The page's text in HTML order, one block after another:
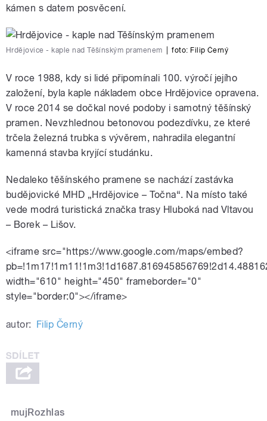
kámen s datem posvěcení.
Hrdějovice - kaple nad Těšínským pramenem foto: Filip Černý
V roce 1988, kdy si lidé připomínali 100. výročí jejího
založení, byla kaple nákladem obce Hrdějovice opravena.
V roce 2014 se dočkal nové podoby i samotný těšínský
pramen. Nevzhlednou betonovou podezdívku, ze které
trčela železná trubka s vývěrem, nahradila elegantní
kamenná stavba kryjící studánku.
Nedaleko těšínského pramene se nachází zastávka
budějovické MHD „Hrdějovice – Točna“. Na místo také
vede modrá turistická značka trasy Hluboká nad Vltavou
– Borek – Lišov.
<iframe src="https://www.google.com/maps/embed?
width="610" height="450" frameborder="0"
style="border:0"></iframe>
autor: Filip Černý
mujRozhlas